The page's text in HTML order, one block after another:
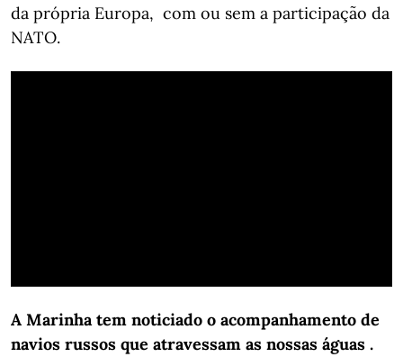
da própria Europa, com ou sem a participação da
NATO.
A Marinha tem noticiado o acompanhamento de
navios russos que atravessam as nossas águas .